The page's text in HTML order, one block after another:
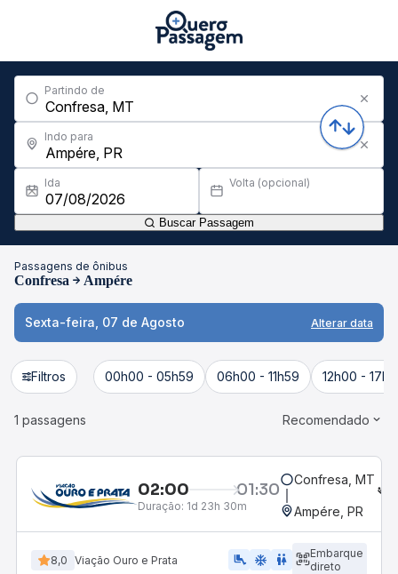
Partindo de
Indo para
Ida Volta (opcional)
Buscar Passagem
Passagens de ônibus
Confresa Ampére
Sexta-feira, 07 de Agosto Alterar data
Filtros 00h00 - 05h59 06h00 - 11h59 12h00 -
1 passagens Recomendado
02:00 01:30
Duração: 1d 23h 30m
Confresa, MT
Ampére, PR
8,0 Viação Ouro e Prata airline_seat_legroom_extra ac_unit WC
Embarque
direto